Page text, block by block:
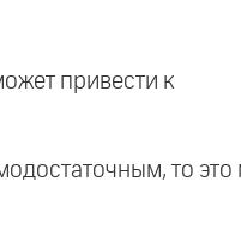
привести к
то